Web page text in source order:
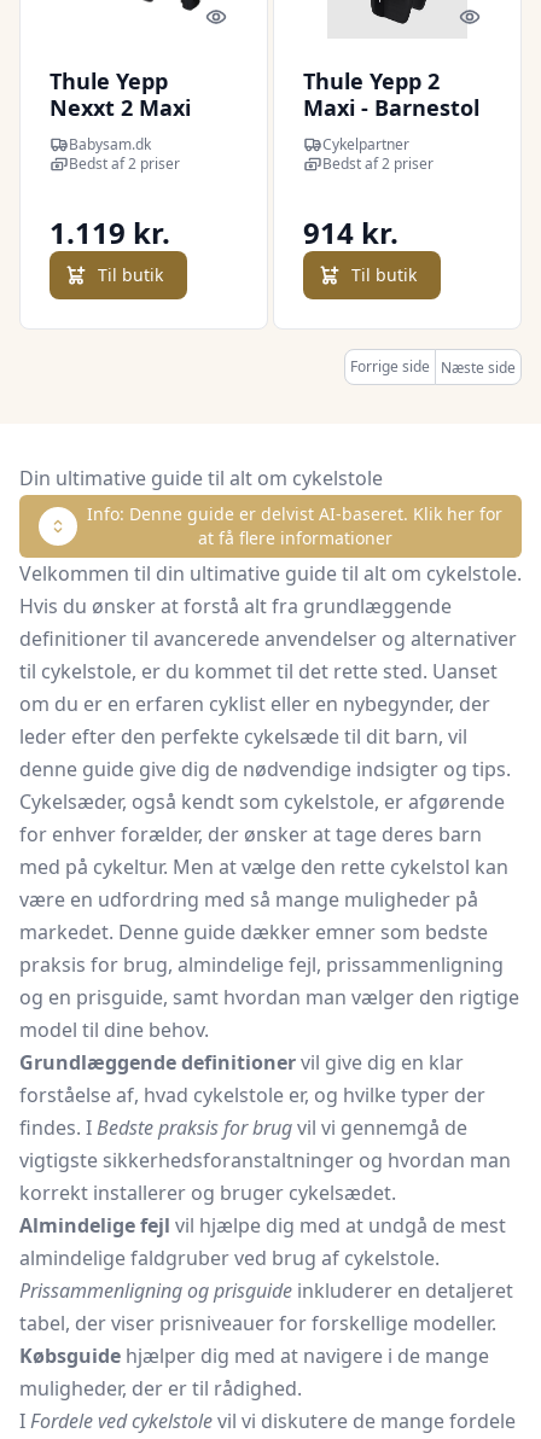
Quick look
Thule Yepp
Nexxt 2 Maxi
Cykelstol -
Stelmonteret -
Babysam.dk
Bedst af 2 priser
1.119 kr.
Til butik
Quick
Thule Yepp 2
Maxi - Barnestol
- Bagagebærer
montering - Sort
Cykelpartner
Bedst af 2 priser
914 kr.
Til butik
Forrige side Næste side
Din ultimative guide til alt om cykelstole
Info: Denne guide er delvist AI-baseret. Klik her for
at få flere informationer
Velkommen til din ultimative guide til alt om cykelstole.
Hvis du ønsker at forstå alt fra grundlæggende
definitioner til avancerede anvendelser og alternativer
til cykelstole, er du kommet til det rette sted. Uanset
om du er en erfaren cyklist eller en nybegynder, der
leder efter den perfekte cykelsæde til dit barn, vil
denne guide give dig de nødvendige indsigter og tips.
Cykelsæder, også kendt som cykelstole, er afgørende
for enhver forælder, der ønsker at tage deres barn
med på cykeltur. Men at vælge den rette cykelstol kan
være en udfordring med så mange muligheder på
markedet. Denne guide dækker emner som bedste
praksis for brug, almindelige fejl, prissammenligning
og en prisguide, samt hvordan man vælger den rigtige
model til dine behov.
Grundlæggende definitionervil give dig en klar
forståelse af, hvad cykelstole er, og hvilke typer der
findes. IBedste praksis for brugvil vi gennemgå de
vigtigste sikkerhedsforanstaltninger og hvordan man
korrekt installerer og bruger cykelsædet.
Almindelige fejl vil hjælpe dig med at undgå de mest
almindelige faldgruber ved brug af cykelstole.
Prissammenligning og prisguide inkluderer en detaljeret
tabel, der viser prisniveauer for forskellige modeller.
Købsguide hjælper dig med at navigere i de mange
muligheder, der er til rådighed.
IFordele ved cykelstolevil vi diskutere de mange fordele